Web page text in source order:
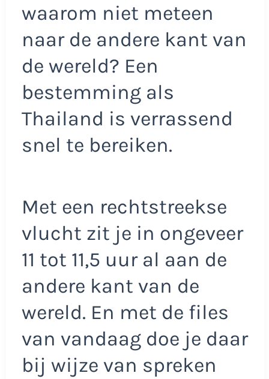
waarom niet meteen
naar de andere kant van
de wereld? Een
bestemming als
Thailand is verrassend
snel te bereiken.
Met een rechtstreekse
vlucht zit je in ongeveer
11 tot 11,5 uur al aan de
andere kant van de
wereld. En met de files
van vandaag doe je daar
bij wijze van spreken